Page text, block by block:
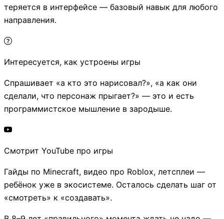
теряется в интерфейсе — базовый навык для любого
направления.
Интересуется, как устроены игры
Спрашивает «а кто это нарисовал?», «а как они
сделали, что персонаж прыгает?» — это и есть
программистское мышление в зародыше.
Смотрит YouTube про игры
Гайды по Minecraft, видео про Roblox, летсплеи —
ребёнок уже в экосистеме. Осталось сделать шаг от
«смотреть» к «создавать».